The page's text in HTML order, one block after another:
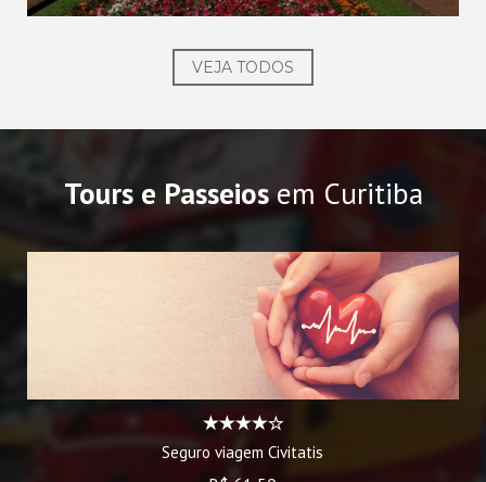
VEJA TODOS
Tours e Passeiosem Curitiba
Seguro viagem Civitatis